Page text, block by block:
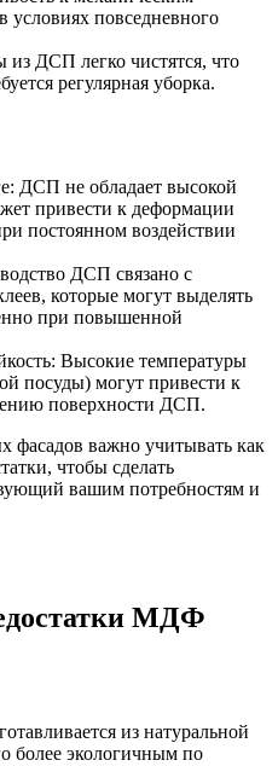
условиях повседневного
из ДСП легко чистятся, что
регулярная уборка.
ДСП не обладает высокой
привести к деформации
постоянном воздействии
ДСП связано с
которые могут выделять
при повышенной
Высокие температуры
посуды) могут привести к
поверхности ДСП.
важно учитывать как
чтобы сделать
вашим потребностям и
МДФ
из натуральной
более экологичным по